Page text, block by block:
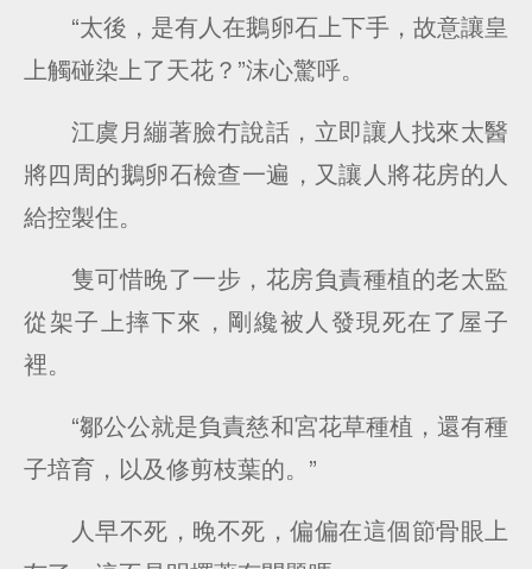
“太後，是有人在鵝卵石上下手，故意讓皇
上觸碰染上了天花？”沫心驚呼。
江虞月繃著臉冇說話，立即讓人找來太醫
將四周的鵝卵石檢查一遍，又讓人將花房的人
給控製住。
隻可惜晚了一步，花房負責種植的老太監
從架子上摔下來，剛纔被人發現死在了屋子
裡。
“鄒公公就是負責慈和宮花草種植，還有種
子培育，以及修剪枝葉的。”
人早不死，晚不死，偏偏在這個節骨眼上